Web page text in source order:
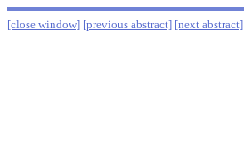
[close window] [previous abstract] [next abstract]